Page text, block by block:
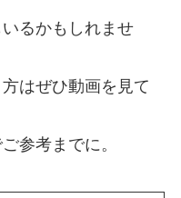
るかもしれませ
はぜひ動画を見て
参考までに。